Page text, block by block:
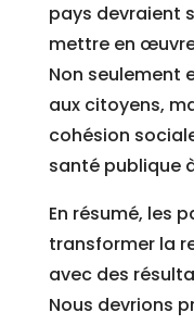
pays devraient
mettre en
Non seulement
aux citoyens,
cohésion
santé publique
En résumé, les
transformer la
avec des
Nous devrions